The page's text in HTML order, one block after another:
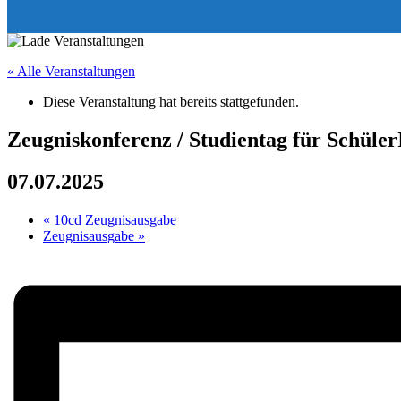
« Alle Veranstaltungen
Diese Veranstaltung hat bereits stattgefunden.
Zeugniskonferenz / Studientag für
07.07.2025
« 10cd Zeugnisausgabe
Zeugnisausgabe »